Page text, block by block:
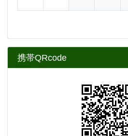
携帯QRcode